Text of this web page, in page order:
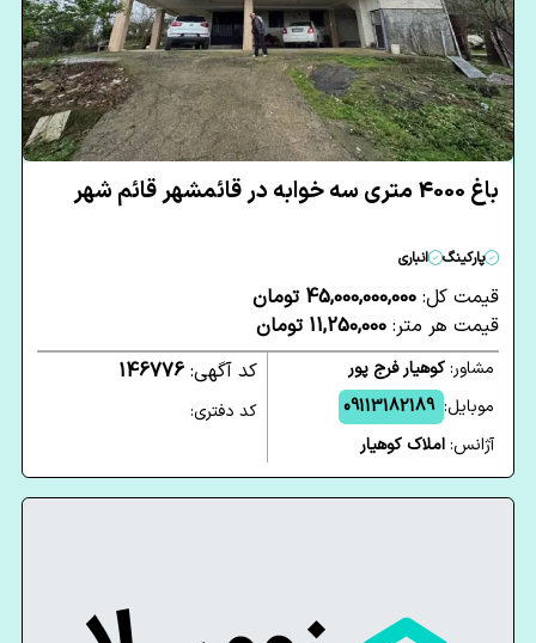
باغ 4000 متری سه خوابه در قائمشهر قائم شهر
پارکینگ انباری
قیمت کل: 45,000,000,000 تومان
قیمت هر متر: 11,250,000 تومان
مشاور:کوهیار فرج پور
موبایل: 09113182189
آژانس:املاک کوهیار
کد آگهی: 146776
کد دفتری: